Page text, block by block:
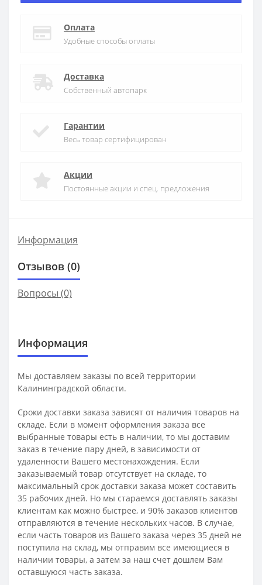
Оплата
Удобные способы оплаты
Доставка
Собственный автопарк
Гарантии
Весь товар сертифицирован
Акции
Постоянные акции и спец. предложения
Информация
Отзывов (0)
Вопросы (0)
Информация
Мы доставляем заказы по всей территории
Калининградской области.
Сроки доставки заказа зависят от наличия товаров на
складе. Если в момент оформления заказа все
выбранные товары есть в наличии, то мы доставим
заказ в течение пару дней, в зависимости от
удаленности Вашего местонахождения. Если
заказываемый товар отсутствует на складе, то
максимальный срок доставки заказа может составить
35 рабочих дней. Но мы стараемся доставлять заказы
клиентам как можно быстрее, и 90% заказов клиентов
отправляются в течение нескольких часов. В случае,
если часть товаров из Вашего заказа через 35 дней не
поступила на склад, мы отправим все имеющиеся в
наличии товары, а затем за наш счет дошлем Вам
оставшуюся часть заказа.